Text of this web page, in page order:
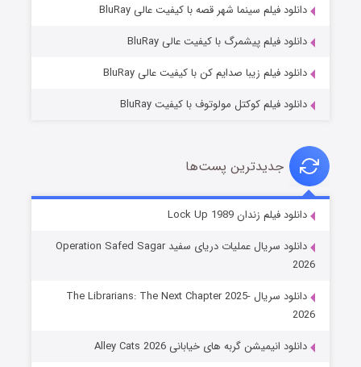
شوهر
دانلود فیلم سینما شهر قصه با کیفیت عالی BluRay
دانلود فیلم پیشمرگ با کیفیت عالی BluRay
دانلود فیلم زیبا صدایم کن با کیفیت عالی BluRay
دانلود فیلم کوکتل مولوتوف با کیفیت BluRay
جدیدترین پست‌ها
دانلود فیلم زندان Lock Up 1989
دانلود سریال عملیات دریای سفید Operation Safed Sagar
2026
دانلود سریال The Librarians: The Next Chapter 2025-
2026
دانلود انیمیشن گربه های خیابانی Alley Cats 2026